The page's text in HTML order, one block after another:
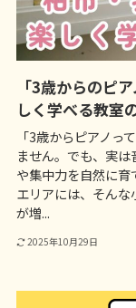
「3歳からのピ
しく学べる教室
「3歳からピアノ
ません。でも、実
や集中力を自然に
エリアには、そん
が増...
2025年10月29日